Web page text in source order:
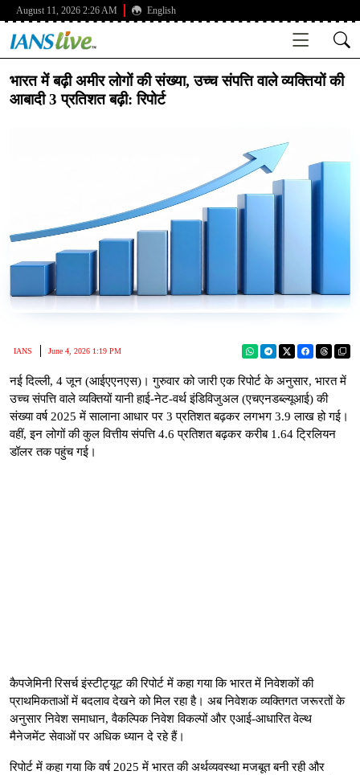
August 11, 2026 2:26 AM English
भारत में बढ़ी अमीर लोगों की संख्या, उच्च संपत्ति वाले व्यक्तियों की
आबादी 3 प्रतिशत बढ़ी: रिपोर्ट
IANS June 4, 2026 1:19 PM
नई दिल्ली, 4 जून (आईएएनएस)। गुरुवार को जारी एक रिपोर्ट के अनुसार, भारत में
उच्च संपत्ति वाले व्यक्तियों यानी हाई-नेट-वर्थ इंडिविजुअल (एचएनडब्ल्यूआई) की
संख्या वर्ष 2025 में सालाना आधार पर 3 प्रतिशत बढ़कर लगभग 3.9 लाख हो गई।
वहीं, इन लोगों की कुल वित्तीय संपत्ति 4.6 प्रतिशत बढ़कर करीब 1.64 ट्रिलियन
डॉलर तक पहुंच गई।
कैपजेमिनी रिसर्च इंस्टीट्यूट की रिपोर्ट में कहा गया कि भारत में निवेशकों की
प्राथमिकताओं में बदलाव देखने को मिल रहा है। अब निवेशक व्यक्तिगत जरूरतों के
अनुसार निवेश समाधान, वैकल्पिक निवेश विकल्पों और एआई-आधारित वेल्थ
मैनेजमेंट सेवाओं पर अधिक ध्यान दे रहे हैं।
रिपोर्ट में कहा गया कि वर्ष 2025 में भारत की अर्थव्यवस्था मजबूत बनी रही और